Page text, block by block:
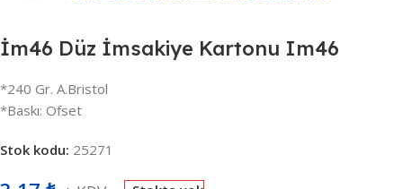
İm46 Düz İmsakiye Kartonu Im46
*240 Gr. A.Bristol
*Baskı: Ofset
Stok kodu: 25271